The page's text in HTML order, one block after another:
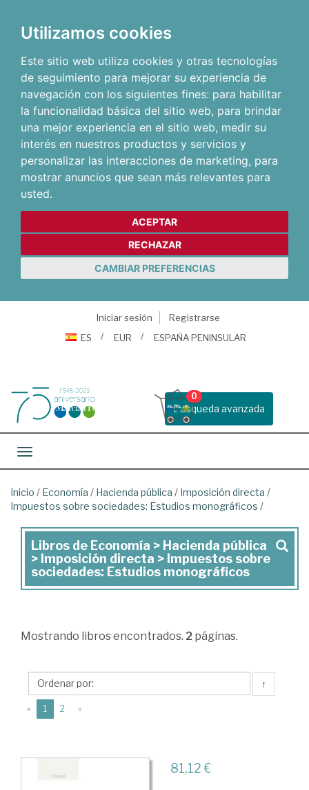
Utilizamos cookies
Este sitio web utiliza cookies y otras tecnologías
de seguimiento para mejorar su experiencia de
navegación con los siguientes fines: para habilitar
la funcionalidad básica del sitio web, para brindar
una mejor experiencia en el sitio web, medir su
interés en nuestros productos y servicios y
personalizar las interacciones de marketing, para
mostrar anuncios que sean más relevantes para
usted.
ACEPTAR
RECHAZAR
CAMBIAR PREFERENCIAS
Iniciar sesión
Registrarse
ES
EUR ESPAÑA PENINSULAR
Busqueda avanzada
0
Toggle navigation
Inicio / Economía / Hacienda pública / Imposición directa /
Impuestos sobre sociedades: Estudios monográficos /
Libros
de
Economía
Hacienda
>
Imposición
directa
Impuestos
Libros de Economía > Hacienda pública
> Imposición directa > Impuestos sobre
sociedades: Estudios monográficos
Mostrando libros encontrados. 2 páginas.
↑
« 1 (current)
2 »
81,12 €